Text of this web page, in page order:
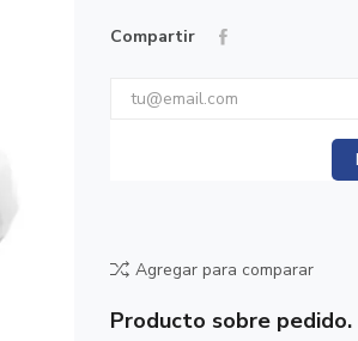
Compartir
Agregar para comparar
Producto sobre pedido.